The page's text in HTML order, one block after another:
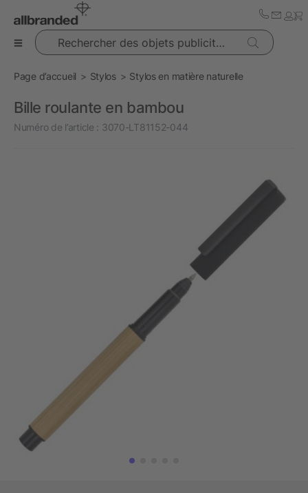
Rechercher des objets publicitaires
Page d’accueil Stylos Stylos en matière naturelle
Bille roulante en bambou
Numéro de l’article : 3070-LT81152-044